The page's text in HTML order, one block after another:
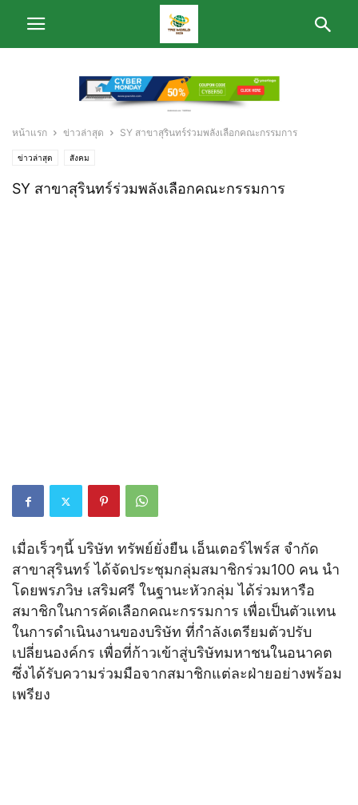
หน้าแรก ข่าวล่าสุด SY สาขาสุรินทร์ร่วมพลังเลือกคณะกรรมการ
ข่าวล่าสุด สังคม
SY สาขาสุรินทร์ร่วมพลังเลือกคณะกรรมการ
เมื่อเร็วๆนี้ บริษัท ทรัพย์ยั่งยืน เอ็นเตอร์ไพร์ส จำกัด
สาขาสุรินทร์ ได้จัดประชุมกลุ่มสมาชิกร่วม100 คน นำ
โดยพรภวิษ เสริมศรี ในฐานะหัวกลุ่ม ได้ร่วมหารือ
สมาชิกในการคัดเลือกคณะกรรมการ เพื่อเป็นตัวแทน
ในการดำเนินงานของบริษัท ที่กำลังเตรียมตัวปรับ
เปลี่ยนองค์กร เพื่อที่ก้าวเข้าสู่บริษัทมหาชนในอนาคต
ซึ่งได้รับความร่วมมือจากสมาชิกแต่ละฝ่ายอย่างพร้อม
เพรียง